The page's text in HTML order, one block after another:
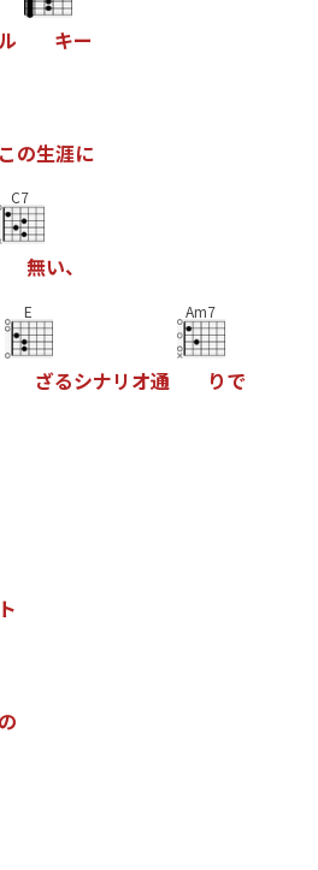
ル キー
この生涯に
C7
無い、
E
ざるシナリオ通
Am7
りで
ト
の